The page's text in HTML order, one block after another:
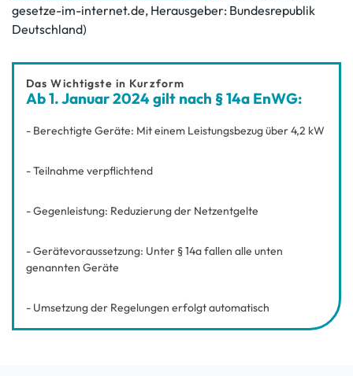
gesetze-im-internet.de, Herausgeber: Bundesrepublik
Deutschland)
Ab 1. Januar 2024 gilt nach § 14a EnWG:
Das Wichtigste in Kurzform
- Berechtigte Geräte: Mit einem Leistungsbezug über 4,2 kW
- Teilnahme verpflichtend
- Gegenleistung: Reduzierung der Netzentgelte
- Gerätevoraussetzung: Unter § 14a fallen alle unten
genannten Geräte
- Umsetzung der Regelungen erfolgt automatisch